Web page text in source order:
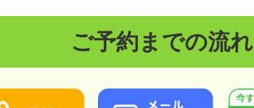
ご予約までの流れ